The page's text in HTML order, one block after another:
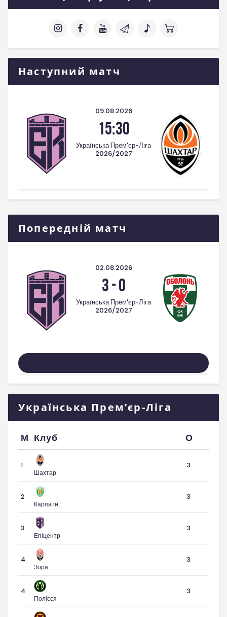
Наступний матч
09.08.2026
15:30
Українська Прем'єр-Ліга
2026/2027
Попередній матч
02.08.2026
3-0
Українська Прем'єр-Ліга
2026/2027
Українська Прем’єр-Ліга
М Клуб О
1
Шахтар
3
2
Карпати
3
3
Епіцентр
3
4
Зоря
3
4
Полісся
3